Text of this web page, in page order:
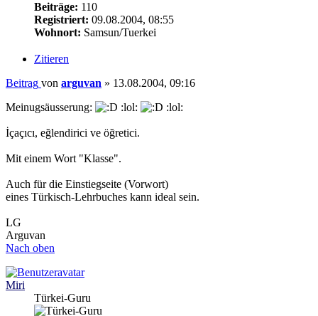
Beiträge: 110
Registriert: 09.08.2004, 08:55
Wohnort: Samsun/Tuerkei
Zitieren
Beitrag von arguvan » 13.08.2004, 09:16
Meinugsäusserung:
:lol: :lol:
İçaçıcı, eğlendirici ve öğretici.
Mit einem Wort "Klasse".
Auch für die Einstiegseite (Vorwort)
eines Türkisch-Lehrbuches kann ideal sein.
LG
Arguvan
Nach oben
Miri
Türkei-Guru